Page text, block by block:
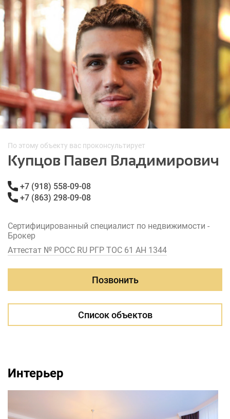
По этому объекту вас проконсультирует
Купцов Павел Владимирович
+7 (918) 558-09-08
+7 (863) 298-09-08
Сертифицированный специалист по недвижимости -
Брокер
Аттестат № РОСС RU РГР ТОС 61 АН 1344
Позвонить
Список объектов
Интерьер